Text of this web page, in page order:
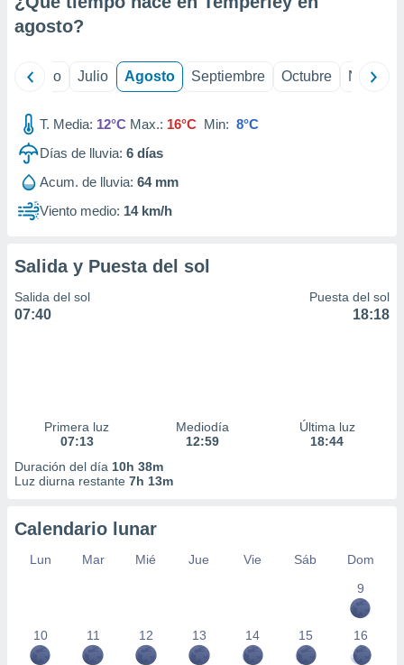
e
publicidad
publicidad
de
agosto?
Junio Julio Agosto Septiembre Octubre
T. Media: 12°C Max.: 16°C Min: 8°C
Días de lluvia: 6 días
Acum. de lluvia: 64 mm
Viento medio: 14 km/h
Salida y Puesta del sol
Salida del sol
07:40
Puesta del sol
18:18
Primera luz
07:13
Mediodía
12:59
Última luz
18:44
Duración del día 10h 38m
Luz diurna restante 7h 13m
Calendario lunar
Lun Mar Mié Jue Vie Sáb
Dom
9
10 11 12 13 14 15 16